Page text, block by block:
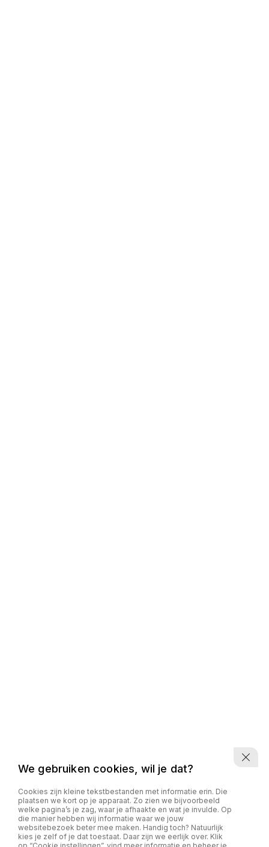
We gebruiken cookies, wil je dat?
Cookies zijn kleine tekstbestanden met informatie erin. Die
plaatsen we kort op je apparaat. Zo zien we bijvoorbeeld
welke pagina’s je zag, waar je afhaakte en wat je invulde. Op
die manier hebben wij informatie waar we jouw
websitebezoek beter mee maken. Handig toch? Natuurlijk
kies je zelf of je dat toestaat. Daar zijn we eerlijk over. Klik